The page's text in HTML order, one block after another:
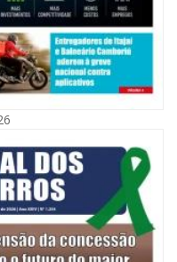
os sinais de alerta da